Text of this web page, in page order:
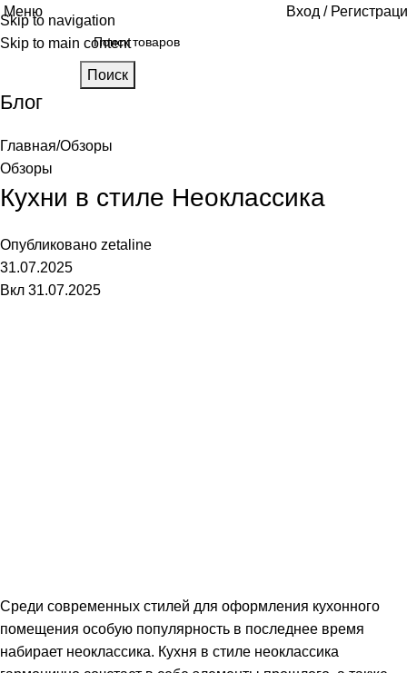
Skip to navigation
Skip to main content
Меню Вход /
Поиск
Блог
Главная Обзоры
Обзоры
Кухни в стиле Неоклассика
Опубликовано zetaline
31.07.2025
Вкл 31.07.2025
Среди современных стилей для оформления кухонного
помещения особую популярность в последнее время
набирает неоклассика. Кухня в стиле неоклассика